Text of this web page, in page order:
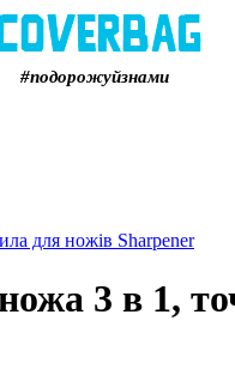
#подорожуйзнами
для ножів Sharpener
3 в 1,